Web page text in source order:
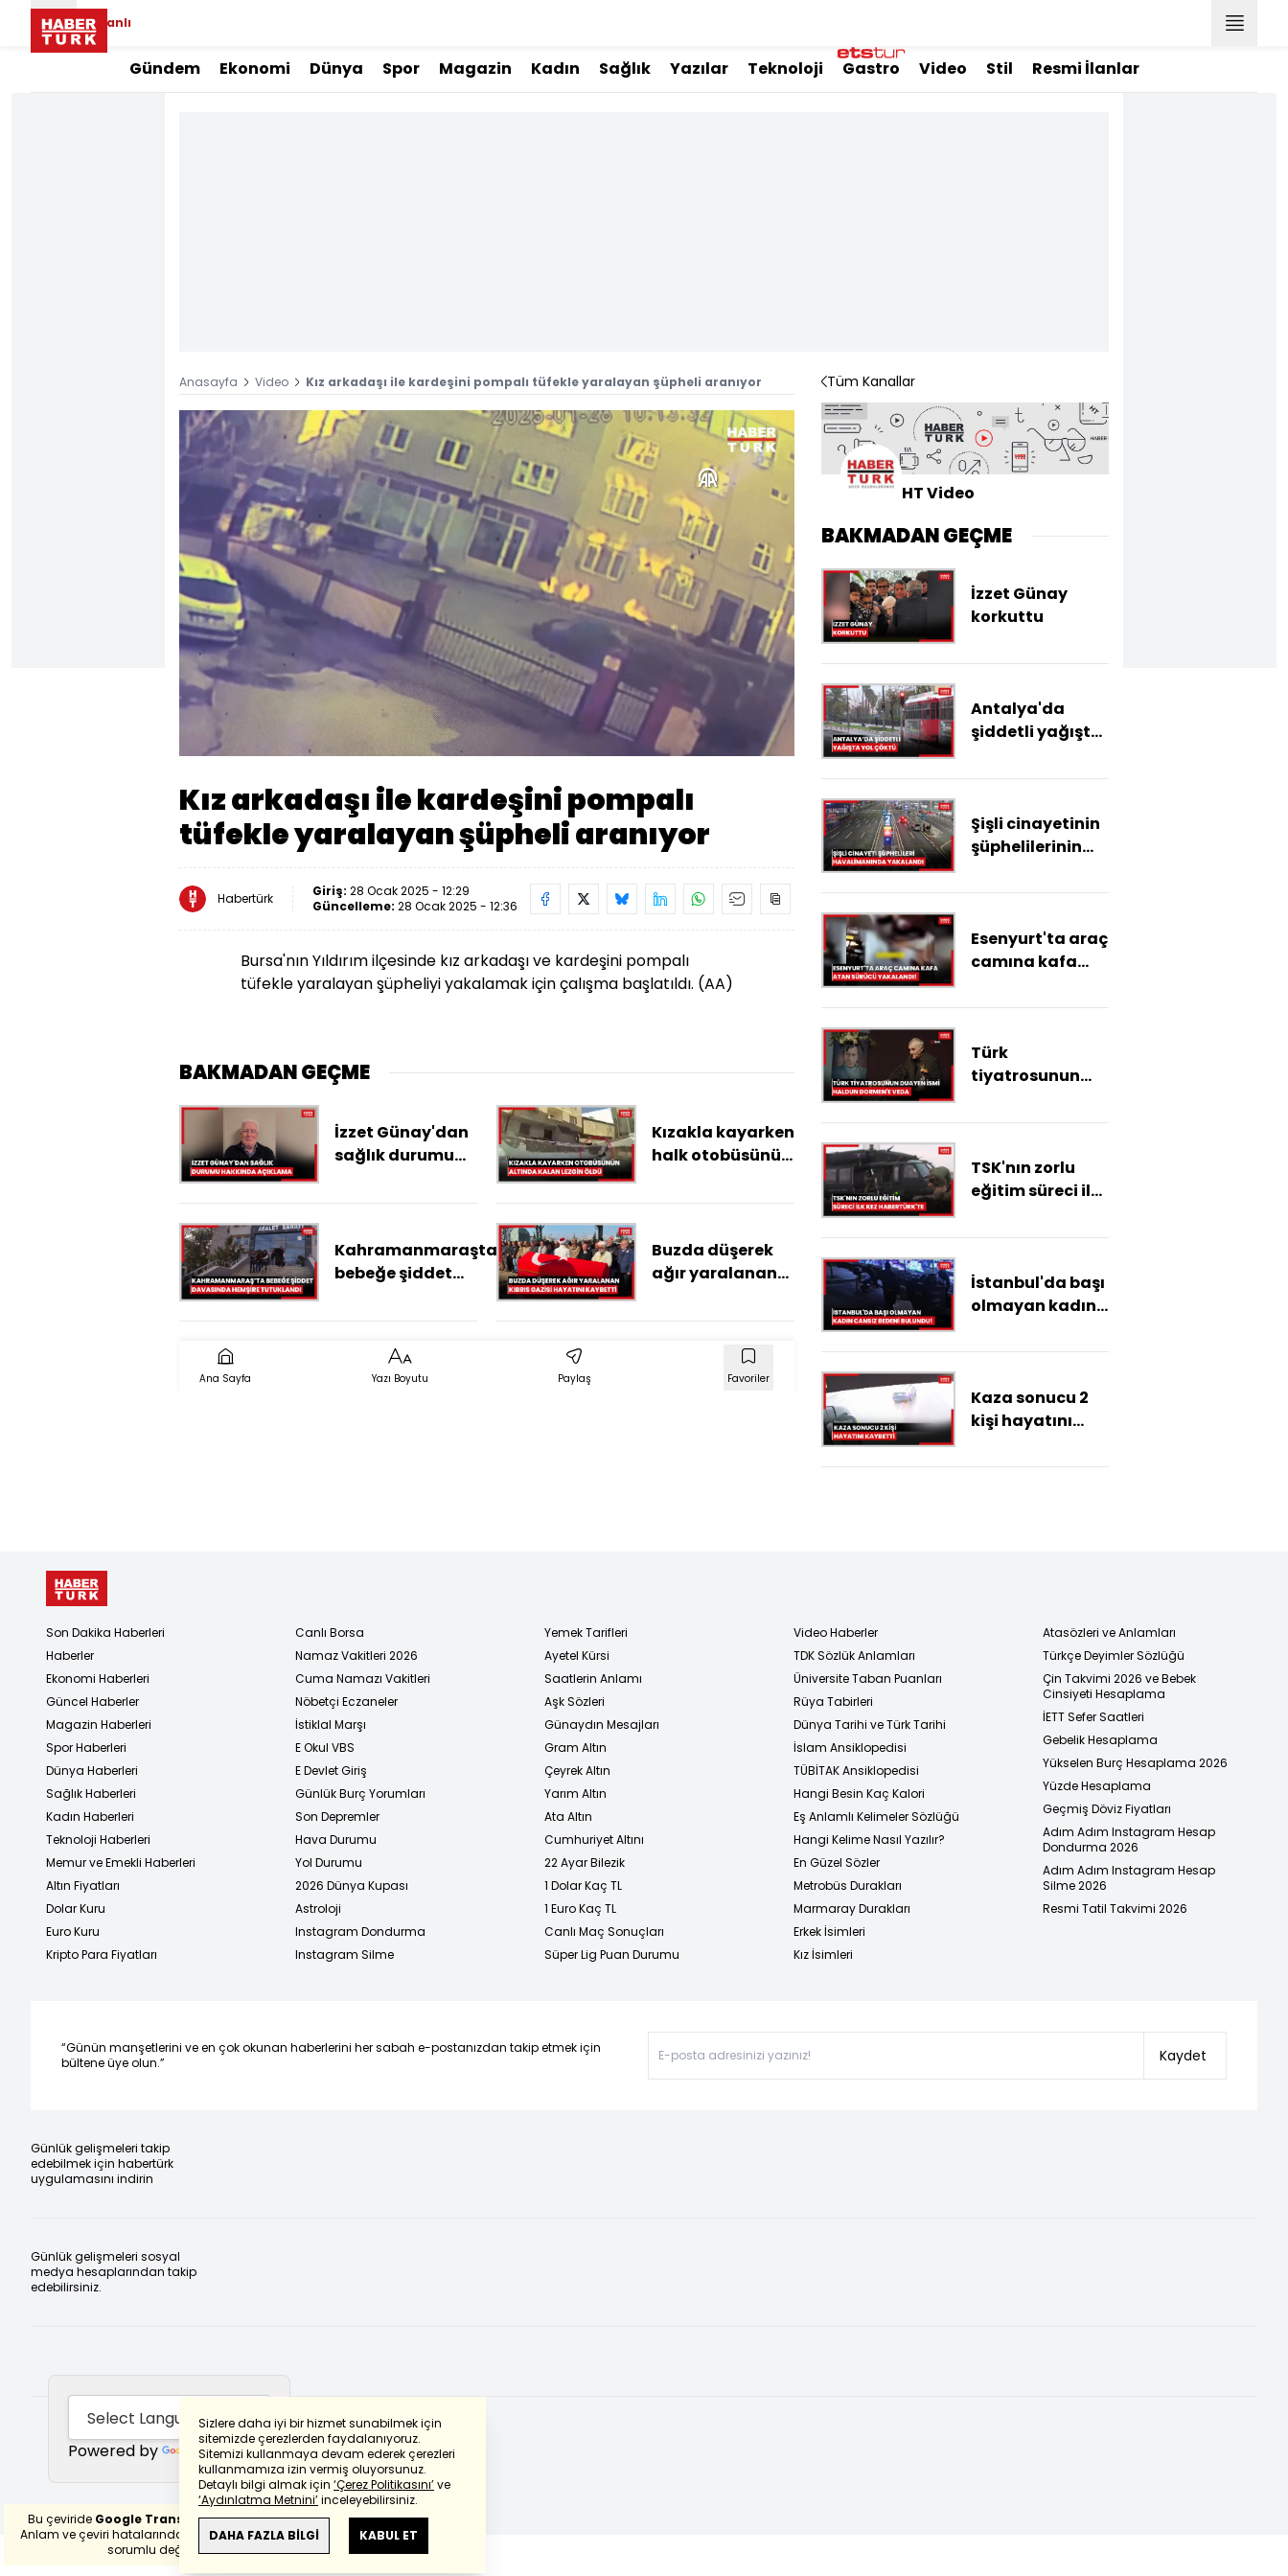
Canlı
Gündem Ekonomi Dünya Spor Magazin Kadın Sağlık Yazılar Teknoloji Gastro Video Stil Resmi İlanlar
Anasayfa Video Kız arkadaşı ile kardeşini pompalı tüfekle yaralayan şüpheli aranıyor
Yüklendi
71.36%
Oynatma
Hızı
Kız arkadaşı ile kardeşini pompalı
tüfekle yaralayan şüpheli aranıyor
Habertürk Giriş: 28 Ocak 2025 - 12:29
Güncelleme: 28 Ocak 2025 - 12:36
Bursa'nın Yıldırım ilçesinde kız arkadaşı ve kardeşini pompalı
tüfekle yaralayan şüpheliyi yakalamak için çalışma başlatıldı. (AA)
BAKMADAN GEÇME
İzzet Günay'dan
sağlık durumu
açıklama.mp4
Kızakla kayarken
halk otobüsünün
Lezgin öldü
Kahramanmaraşta
bebeğe şiddet
gerekçesiyle
tutuklandı
Buzda düşerek
ağır yaralanan
hayatını
Ana Sayfa Yazı Boyutu Paylaş Favoriler
Tüm Kanallar
HT Video
BAKMADAN GEÇME
İzzet Günay
korkuttu
Antalya'da
şiddetli yağışta
Şişli cinayetinin
şüphelilerinin
Havalimanı'ında
anların
görüntüleri
Esenyurt'ta araç
camına kafa
yakalandı!
Türk
tiyatrosunun
Haldun
TSK'nın zorlu
eğitim süreci ilk
İstanbul'da başı
olmayan kadın
bulundu!
Kaza sonucu 2
kişi hayatını
Sizlere daha iyi bir hizmet sunabilmek için
sitemizde çerezlerden faydalanıyoruz.
Sitemizi kullanmaya devam ederek çerezleri
kullanmamıza izin vermiş oluyorsunuz.
Detaylı bilgi almak için ‘Çerez Politikasını’ve
‘Aydınlatma Metnini’inceleyebilirsiniz.
DAHA FAZLA BİLGİ KABUL ET
Son Dakika Haberleri
Haberler
Ekonomi Haberleri
Güncel Haberler
Magazin Haberleri
Spor Haberleri
Dünya Haberleri
Sağlık Haberleri
Kadın Haberleri
Teknoloji Haberleri
Memur ve Emekli Haberleri
Altın Fiyatları
Dolar Kuru
Euro Kuru
Kripto Para Fiyatları
Canlı Borsa
Namaz Vakitleri 2026
Cuma Namazı Vakitleri
Nöbetçi Eczaneler
İstiklal Marşı
E Okul VBS
E Devlet Giriş
Günlük Burç Yorumları
Son Depremler
Hava Durumu
Yol Durumu
2026 Dünya Kupası
Astroloji
Instagram Dondurma
Instagram Silme
Yemek Tarifleri
Ayetel Kürsi
Saatlerin Anlamı
Aşk Sözleri
Günaydın Mesajları
Gram Altın
Çeyrek Altın
Yarım Altın
Ata Altın
Cumhuriyet Altını
22 Ayar Bilezik
1 Dolar Kaç TL
1 Euro Kaç TL
Canlı Maç Sonuçları
Süper Lig Puan Durumu
Video Haberler
TDK Sözlük Anlamları
Üniversite Taban Puanları
Rüya Tabirleri
Dünya Tarihi ve Türk Tarihi
İslam Ansiklopedisi
TÜBİTAK Ansiklopedisi
Hangi Besin Kaç Kalori
Eş Anlamlı Kelimeler Sözlüğü
Hangi Kelime Nasıl Yazılır?
En Güzel Sözler
Metrobüs Durakları
Marmaray Durakları
Erkek İsimleri
Kız İsimleri
Atasözleri ve Anlamları
Türkçe Deyimler Sözlüğü
Çin Takvimi 2026 ve Bebek
Cinsiyeti Hesaplama
İETT Sefer Saatleri
Gebelik Hesaplama
Yükselen Burç Hesaplama 2026
Yüzde Hesaplama
Geçmiş Döviz Fiyatları
Adım Adım Instagram Hesap
Dondurma 2026
Adım Adım Instagram Hesap
Silme 2026
Resmi Tatil Takvimi 2026
“Günün manşetlerini ve en çok okunan haberlerini her sabah e-postanızdan takip etmek için
bültene üye olun.”
Kaydet
Günlük gelişmeleri takip
edebilmek için habertürk
uygulamasını indirin
Günlük gelişmeleri sosyal
medya hesaplarından takip
edebilirsiniz.
Powered by Translate
Bu çeviride Google Transletekullanılmıştır.
Anlam ve çeviri hatalarından
haberturk.com
sorumlu değildir.